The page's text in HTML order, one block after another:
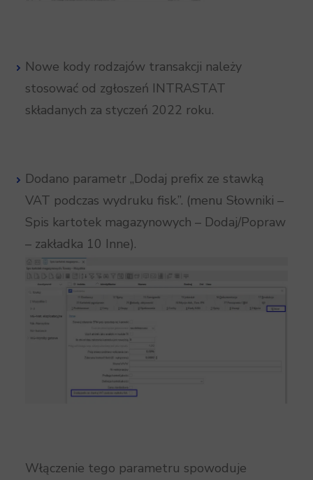
Nowe kody rodzajów transakcji należy
stosować od zgłoszeń INTRASTAT
składanych za styczeń 2022 roku.
Dodano parametr „Dodaj prefix ze stawką
VAT podczas wydruku fisk.”. (menu Słowniki –
Spis kartotek magazynowych – Dodaj/Popraw
– zakładka 10 Inne).
Włączenie tego parametru spowoduje